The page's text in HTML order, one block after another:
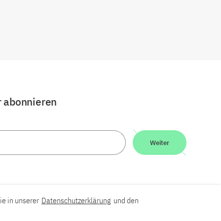
Weiter
in unserer Datenschutzerklärung und den